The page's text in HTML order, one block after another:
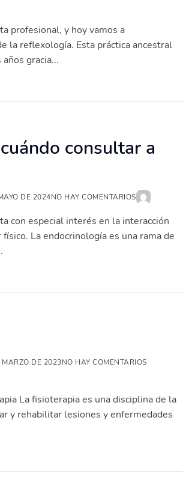
profesional, y hoy vamos a
la reflexología. Esta práctica ancestral
gracia...
consultar a
DE 2024NO HAY COMENTARIOS
con especial interés en la interacción
La endocrinología es una rama de
MARZO DE 2023NO HAY COMENTARIOS
La fisioterapia es una disciplina de la
y rehabilitar lesiones y enfermedades